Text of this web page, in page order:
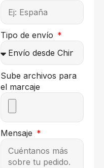
Tipo de envío
Sube archivos para
el marcaje
Mensaje